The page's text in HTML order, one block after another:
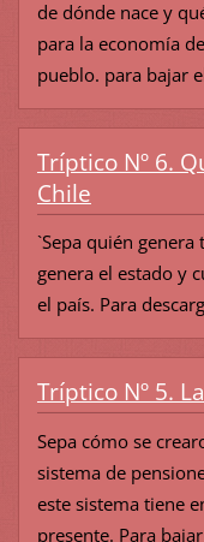
de dónde nace y
para la economía
pueblo. para bajar
Tríptico Nº 6.
Chile
`Sepa quién
genera el estado y
el país. Para
Tríptico Nº 5.
Sepa cómo se
sistema de
este sistema tiene
presente. Para